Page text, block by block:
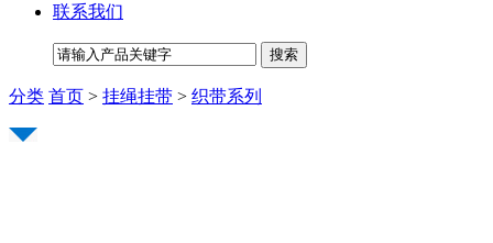
联系我们
分类 首页 > 挂绳挂带 > 织带系列